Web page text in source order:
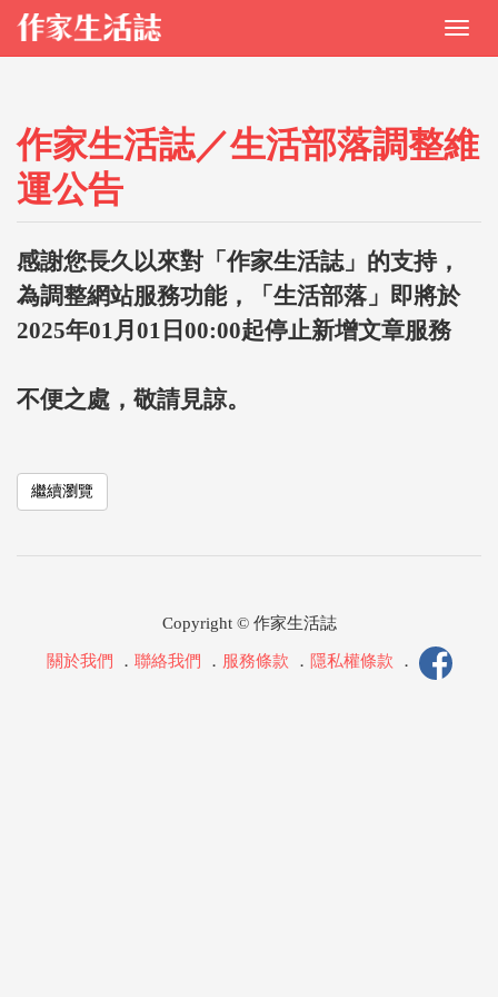
作家生活誌／生活部落調整維
運公告
感謝您長久以來對「作家生活誌」的支持，
為調整網站服務功能，「生活部落」即將於
2025年01月01日00:00起停止新增文章服務
不便之處，敬請見諒。
繼續瀏覽
Copyright © 作家生活誌
關於我們 ． 聯絡我們 ． 服務條款 ． 隱私權條款 ．